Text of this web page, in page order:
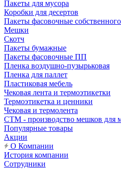
Пакеты для мусора
Коробки для десертов
Пакеты фасовочные
Мешки
Скотч
Пакеты бумажные
Пакеты фасовочные ПП
Пленка воздушно-пузырьковая
Пленка для паллет
Пластиковая мебель
Чековая лента и термоэтикетки
Термоэтикетка и ценники
Чековая и термолента
СТМ - производство мешков для
Популярные товары
Акции
О Компании
История компании
Сотрудники